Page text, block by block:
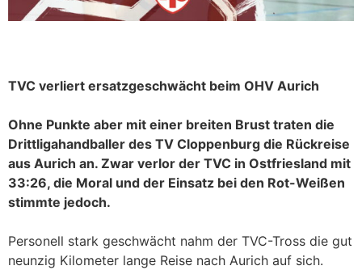
TVC verliert ersatzgeschwächt beim OHV Aurich
Ohne Punkte aber mit einer breiten Brust traten die
Drittligahandballer des TV Cloppenburg die Rückreise
aus Aurich an. Zwar verlor der TVC in Ostfriesland mit
33:26, die Moral und der Einsatz bei den Rot-Weißen
stimmte jedoch.
Personell stark geschwächt nahm der TVC-Tross die gut
neunzig Kilometer lange Reise nach Aurich auf sich.